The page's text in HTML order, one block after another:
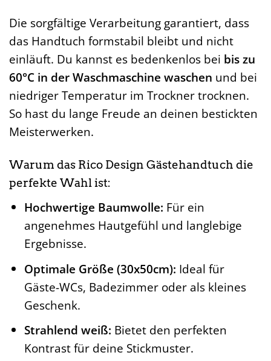
Die sorgfältige Verarbeitung garantiert, dass
das Handtuch formstabil bleibt und nicht
einläuft. Du kannst es bedenkenlos bei bis zu
60°C in der Waschmaschine waschen und bei
niedriger Temperatur im Trockner trocknen.
So hast du lange Freude an deinen bestickten
Meisterwerken.
Warum das Rico Design Gästehandtuch die
perfekte Wahl ist:
Hochwertige Baumwolle: Für ein
angenehmes Hautgefühl und langlebige
Ergebnisse.
Optimale Größe (30x50cm): Ideal für
Gäste-WCs, Badezimmer oder als kleines
Geschenk.
Strahlend weiß: Bietet den perfekten
Kontrast für deine Stickmuster.